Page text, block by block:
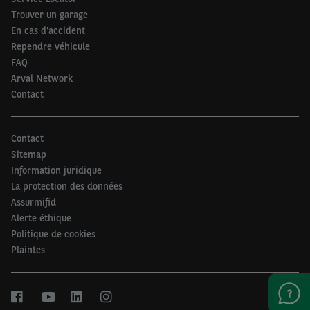
batterie pèse lourd dans la balance pour les
constructeurs automobiles. C’est pourquoi les
entreprises, sur la base du coût global de
possession ou TCO, optent encore très souvent
l’arrivée de voitures entièrement électriques
plus petites et plus abordables, mais leur
commercialisation a déjà été reportée plusieurs
fois. Il existe donc une divergence importante
entre le régime fiscal belge qui pénalise les
voitures qui ne sont pas électriques et l’offre
actuellement dans un contexte incertain à
Trouver un garage
En cas d'accident
Rependre véhicule
FAQ
Arval Network
Contact
Contact
Sitemap
Information juridique
La protection des données
Assurmifid
Alerte éthique
Politique de cookies
Plaintes